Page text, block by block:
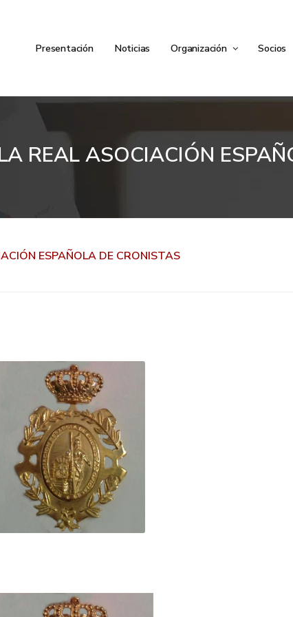
Presentación Noticias Organización Socios
REAL ASOCIACIÓN
ESPAÑOLA DE CRONISTAS